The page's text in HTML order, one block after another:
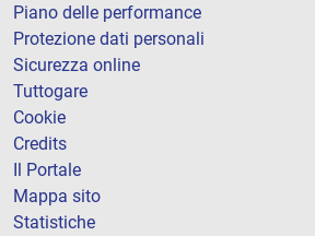
Piano delle performance
Protezione dati personali
Sicurezza online
Tuttogare
Cookie
Credits
Il Portale
Mappa sito
Statistiche